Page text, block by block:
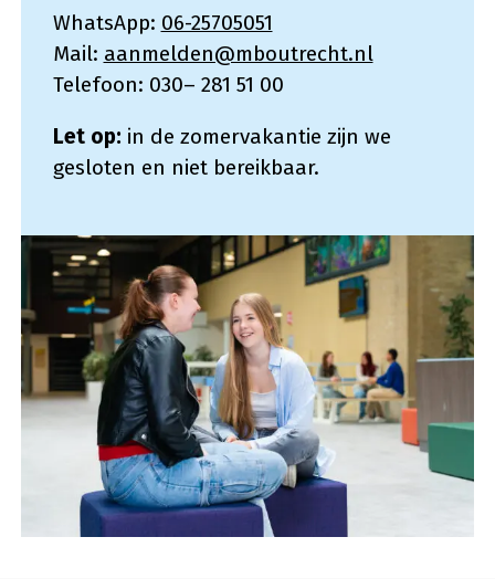
WhatsApp: 06-25705051
Mail: aanmelden@mboutrecht.nl
Telefoon: 030– 281 51 00
Let op: in de zomervakantie zijn we
gesloten en niet bereikbaar.